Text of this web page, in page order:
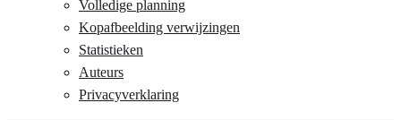
Volledige planning
Kopafbeelding verwijzingen
Statistieken
Auteurs
Privacyverklaring